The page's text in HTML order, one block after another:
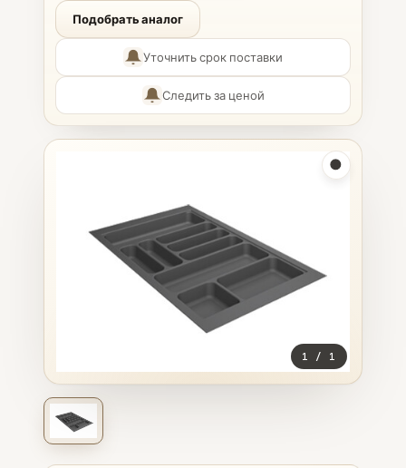
1 / 1
Подобрать аналог
Уточнить срок поставки
Следить за ценой